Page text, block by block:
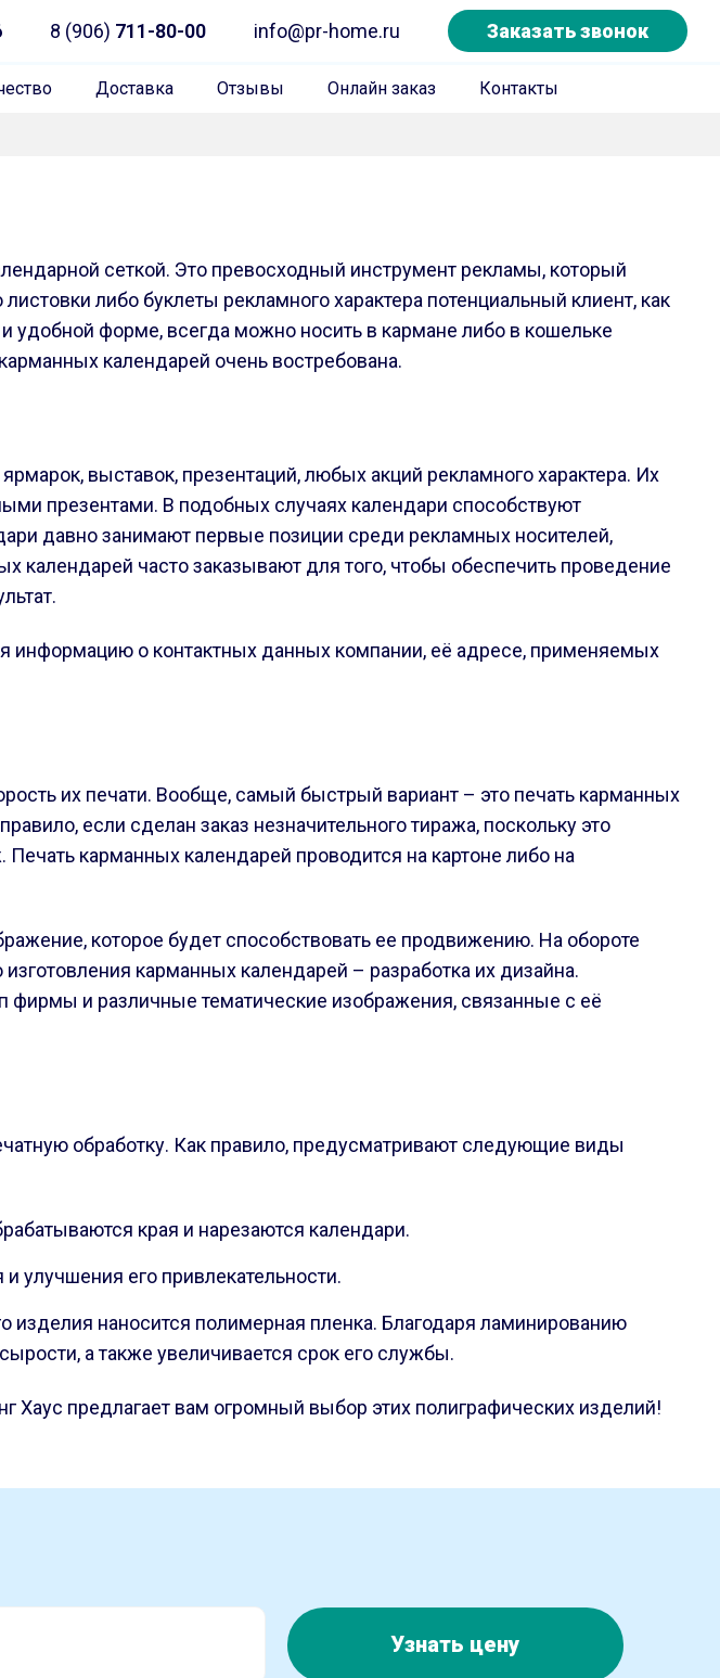
8 (906) 711-80-00 info@pr-home.ru Заказать звонок
Доставка Отзывы Онлайн заказ Контакты
сеткой. Это превосходный инструмент рекламы, который
либо буклеты рекламного характера потенциальный клиент, как
удобной форме, всегда можно носить в кармане либо в кошельке
календарей очень востребована.
выставок, презентаций, любых акций рекламного характера. Их
презентами. В подобных случаях календари способствуют
давно занимают первые позиции среди рекламных носителей,
календарей часто заказывают для того, чтобы обеспечить проведение
информацию о контактных данных компании, её адресе, применяемых
их печати. Вообще, самый быстрый вариант – это печать карманных
если сделан заказ незначительного тиража, поскольку это
карманных календарей проводится на картоне либо на
которое будет способствовать ее продвижению. На обороте
карманных календарей – разработка их дизайна.
фирмы и различные тематические изображения, связанные с её
обработку. Как правило, предусматривают следующие виды
края и нарезаются календари.
улучшения его привлекательности.
наносится полимерная пленка. Благодаря ламинированию
а также увеличивается срок его службы.
Хаус предлагает вам огромный выбор этих полиграфических изделий!
Узнать цену